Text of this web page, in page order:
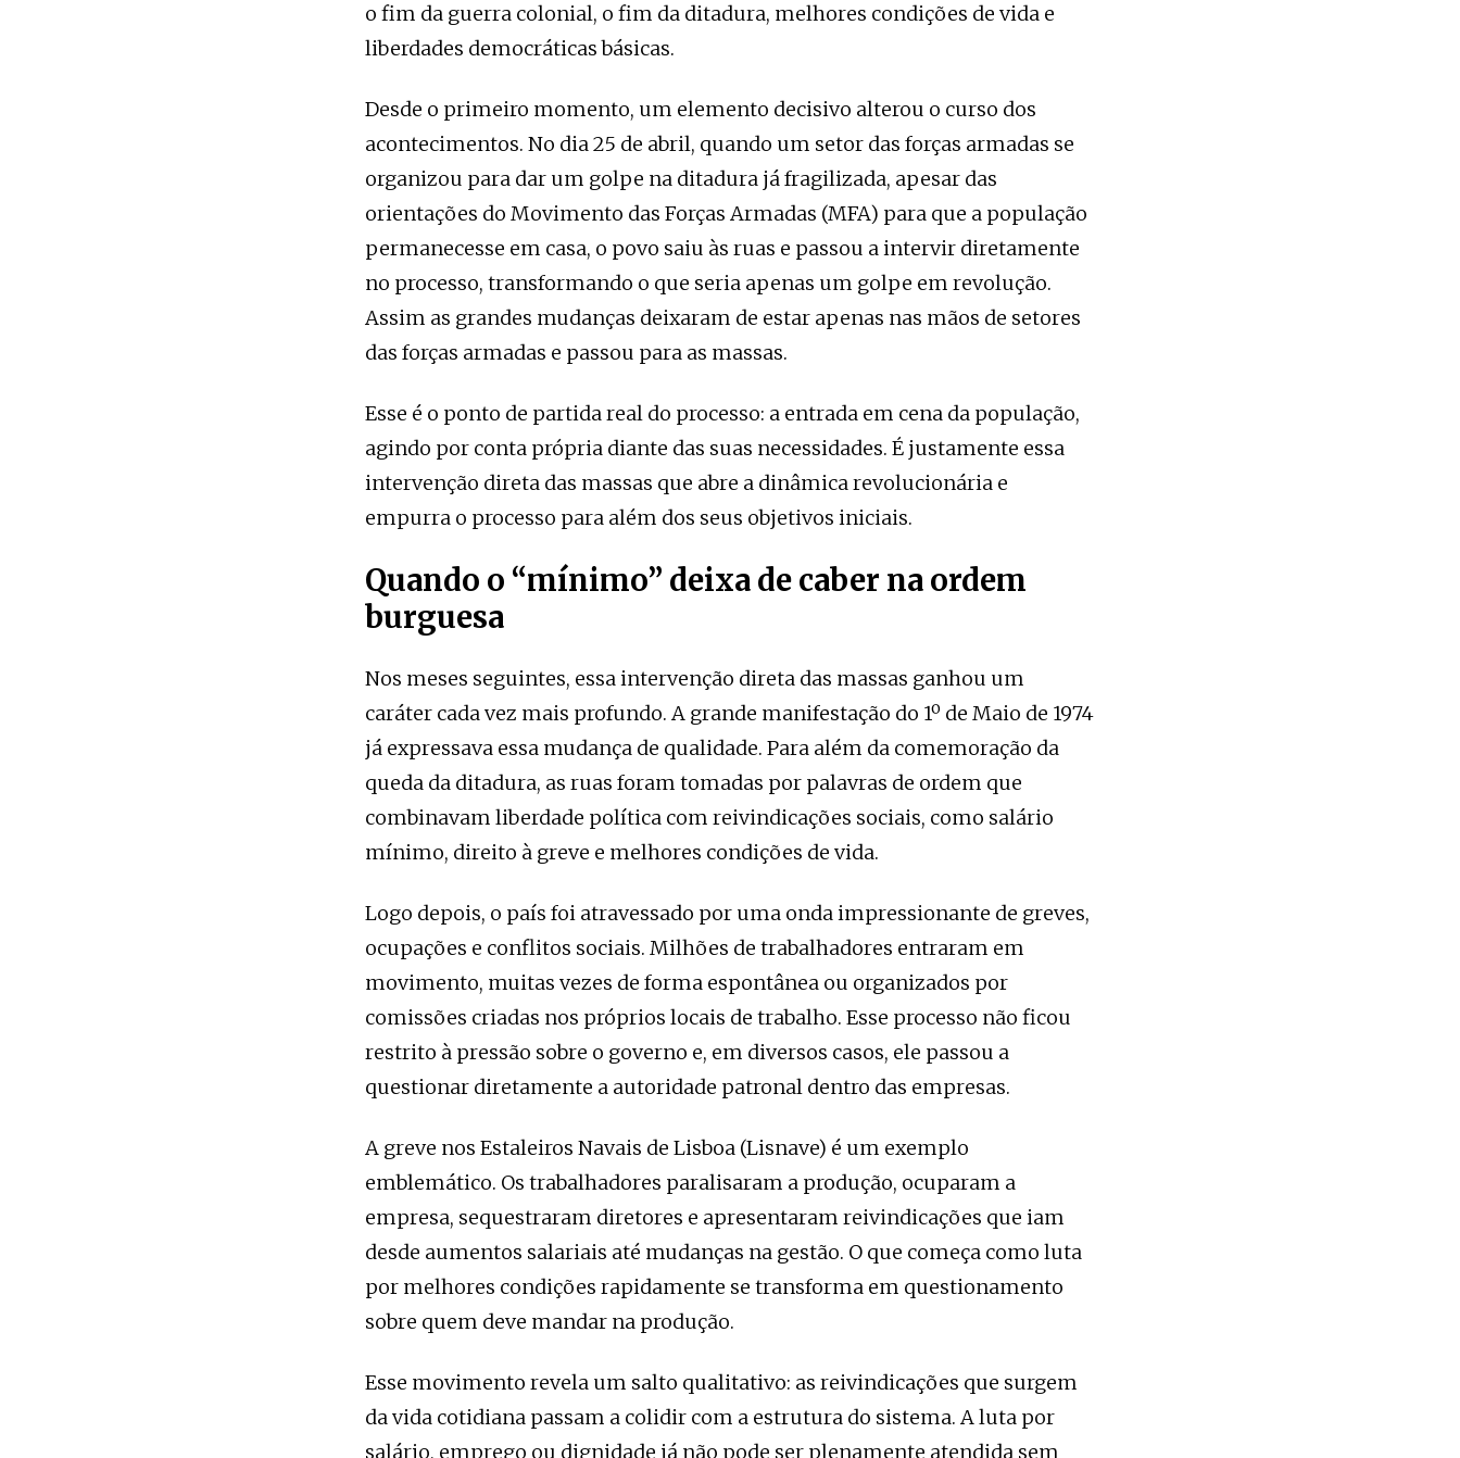
o fim da guerra colonial, o fim da ditadura, melhores condições de vida e
liberdades democráticas básicas.
Desde o primeiro momento, um elemento decisivo alterou o curso dos
acontecimentos. No dia 25 de abril, quando um setor das forças armadas se
organizou para dar um golpe na ditadura já fragilizada, apesar das
orientações do Movimento das Forças Armadas (MFA) para que a população
permanecesse em casa, o povo saiu às ruas e passou a intervir diretamente
no processo, transformando o que seria apenas um golpe em revolução.
Assim as grandes mudanças deixaram de estar apenas nas mãos de setores
das forças armadas e passou para as massas.
Esse é o ponto de partida real do processo: a entrada em cena da população,
agindo por conta própria diante das suas necessidades. É justamente essa
intervenção direta das massas que abre a dinâmica revolucionária e
empurra o processo para além dos seus objetivos iniciais.
Quando o “mínimo” deixa de caber na ordem
burguesa
Nos meses seguintes, essa intervenção direta das massas ganhou um
caráter cada vez mais profundo. A grande manifestação do 1º de Maio de 1974
já expressava essa mudança de qualidade. Para além da comemoração da
queda da ditadura, as ruas foram tomadas por palavras de ordem que
combinavam liberdade política com reivindicações sociais, como salário
mínimo, direito à greve e melhores condições de vida.
Logo depois, o país foi atravessado por uma onda impressionante de greves,
ocupações e conflitos sociais. Milhões de trabalhadores entraram em
movimento, muitas vezes de forma espontânea ou organizados por
comissões criadas nos próprios locais de trabalho. Esse processo não ficou
restrito à pressão sobre o governo e, em diversos casos, ele passou a
questionar diretamente a autoridade patronal dentro das empresas.
A greve nos Estaleiros Navais de Lisboa (Lisnave) é um exemplo
emblemático. Os trabalhadores paralisaram a produção, ocuparam a
empresa, sequestraram diretores e apresentaram reivindicações que iam
desde aumentos salariais até mudanças na gestão. O que começa como luta
por melhores condições rapidamente se transforma em questionamento
sobre quem deve mandar na produção.
Esse movimento revela um salto qualitativo: as reivindicações que surgem
da vida cotidiana passam a colidir com a estrutura do sistema. A luta por
salário, emprego ou dignidade já não pode ser plenamente atendida sem